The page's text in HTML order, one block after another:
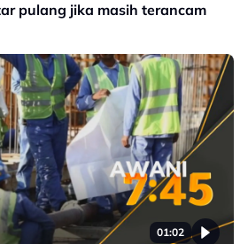
pulang jika masih terancam
01:02